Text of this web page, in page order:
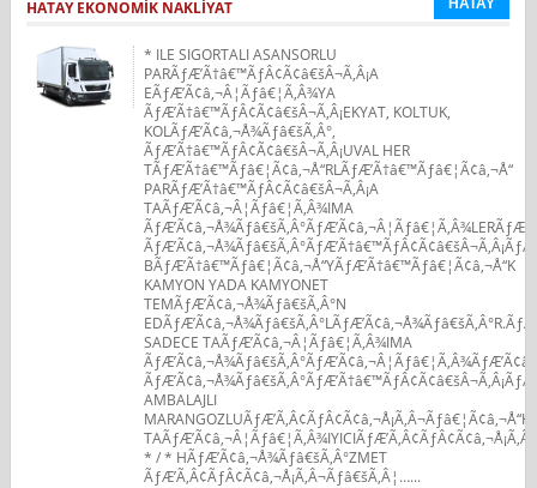
HATAY EKONOMIK NAKLIYAT HATAY
* ILE SIGORTALI ASANSORLU
PARÃƒÆ’Ã†â€™ÃƒÂ¢Ã¢â€šÂ¬Ã‚Â¡A
EÃƒÆ’Ã¢â‚¬Â¦Ãƒâ€¦Ã‚Â¾YA
ÃƒÆ’Ã†â€™ÃƒÂ¢Ã¢â€šÂ¬Ã‚Â¡EKYAT, KOLTUK,
KOLÃƒÆ’Ã¢â‚¬Å¾Ãƒâ€šÃ‚Â°,
ÃƒÆ’Ã†â€™ÃƒÂ¢Ã¢â€šÂ¬Ã‚Â¡UVAL HER
TÃƒÆ’Ã†â€™Ãƒâ€¦Ã¢â‚¬Å“RLÃƒÆ’Ã†â€™Ãƒâ€¦Ã¢â‚¬Å“
PARÃƒÆ’Ã†â€™ÃƒÂ¢Ã¢â€šÂ¬Ã‚Â¡A
TAÃƒÆ’Ã¢â‚¬Â¦Ãƒâ€¦Ã‚Â¾IMA
BÃƒÆ’Ã†â€™Ãƒâ€¦Ã¢â‚¬Å“YÃƒÆ’Ã†â€™Ãƒâ€¦Ã¢â‚¬Å“K
KAMYON YADA KAMYONET
TEMÃƒÆ’Ã¢â‚¬Å¾Ãƒâ€šÃ‚Â°N
SADECE TAÃƒÆ’Ã¢â‚¬Â¦Ãƒâ€¦Ã‚Â¾IMA
AMBALAJLI
* / * HÃƒÆ’Ã¢â‚¬Å¾Ãƒâ€šÃ‚Â°ZMET
ÃƒÆ’Ã‚Â¢ÃƒÂ¢Ã¢â‚¬Å¡Ã‚Â¬Ãƒâ€šÃ‚Â¦…...